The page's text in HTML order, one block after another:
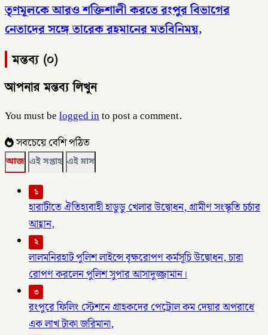
তৃণমূলকে আরও শক্তিশালী করতে রংপুর বিভাগের
নেতাদের সঙ্গে তারেক রহমানের মতবিনিময়,
মন্তব্য (০)
আপনার মন্তব্য লিখুন
You must belogged into post a comment.
সবচেয়ে বেশি পঠিত
আজ এই সপ্তাহ এই মাস
১
হারাটীতে ঐতিহ্যবাহী হাডুডু খেলার উদ্বোধন, গ্রামীণ সংস্কৃতি চর্চার
আহ্বান,
২
লালমনিরহাট পুলিশ লাইন্সে বৃক্ষরোপণ কর্মসূচি উদ্বোধন, চারা
রোপণ করলেন পুলিশ সুপার আসাদুজ্জামান।
৩
রংপুরে ফিলিং স্টেশনে গ্রাহকদের পেট্রোল কম দেয়ার অপরাধে
এক লাখ টাকা জরিমানা,